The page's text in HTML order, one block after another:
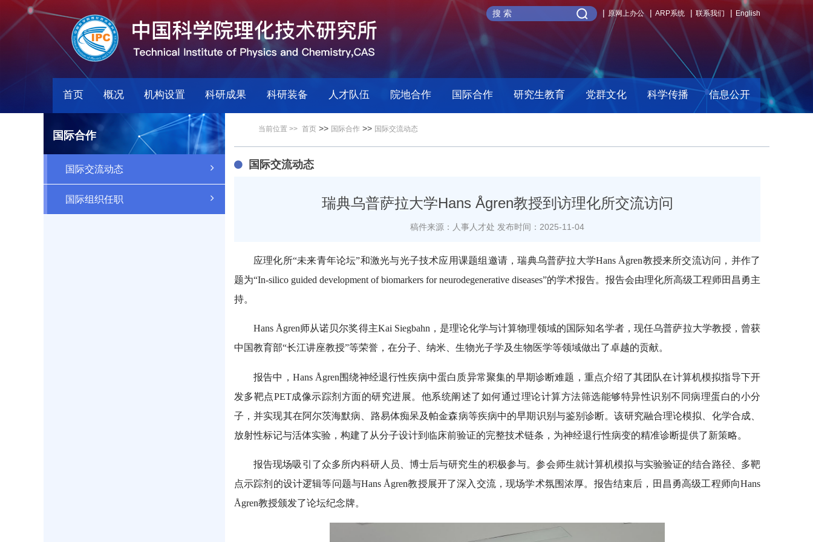
原网上办公 ARP系统 联系我们 English
首页 概况 机构设置 科研成果 科研装备 人才队伍 院地合作 国际合作 研究生教育 党群文化 科学传播 信息公开
国际合作
国际交流动态
国际组织任职
当前位置 >> 首页 >> 国际合作 >> 国际交流动态
国际交流动态
瑞典乌普萨拉大学Hans Ågren教授到访理化所交流访问
稿件来源：人事人才处 发布时间：2025-11-04
应理化所“未来青年论坛”和激光与光子技术应用课题组邀请，瑞典乌普萨拉大学Hans Ågren教授来所交流访问，并作了
题为“In-silico guided development of biomarkers for neurodegenerative diseases”的学术报告。报告会由理化所高级工程师田昌勇主
持。
Hans Ågren师从诺贝尔奖得主Kai Siegbahn，是理论化学与计算物理领域的国际知名学者，现任乌普萨拉大学教授，曾获
中国教育部“长江讲座教授”等荣誉，在分子、纳米、生物光子学及生物医学等领域做出了卓越的贡献。
报告中， Hans Ågren围绕神经退行性疾病中蛋白质异常聚集的早期诊断难题，重点介绍了其团队在计算机模拟指导下开
发多靶点PET成像示踪剂 方面的研究进展。他系统阐述了如何通过理论计算方法筛选能够特异性识别不同病理蛋白的小分
子，并实现其在阿尔茨海默病、路易体痴呆及帕金森病等疾病中的早期识别与鉴别诊断。该研究融合理论模拟、化学合成、
放射性标记与活体实验，构建了从分子设计到临床前验证的完整技术链条，为神经退行性病变的精准诊断提供了新策略。
报告现场吸引了众多所内科研人员、博士后与研究生的积极参与。参会师生就计算机模拟与实验验证的结合路径、多靶
点示踪剂的设计逻辑等问题与Hans Ågren教授展开了深入交流，现场学术氛围浓厚。报告结束后，田昌勇高级工程师向Hans
Ågren教授颁发了论坛纪念牌。